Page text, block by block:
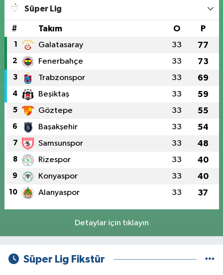
Süper Lig
# Takım O P
1 Galatasaray 33 77
2 Fenerbahçe 33 73
3 Trabzonspor 33 69
4 Beşiktaş 33 59
5 Göztepe 33 55
6 Başakşehir 33 54
7 Samsunspor 33 48
8 Rizespor 33 40
9 Konyaspor 33 40
10 Alanyaspor 33 37
Detaylar için tıklayın
Süper Lig Fikstür